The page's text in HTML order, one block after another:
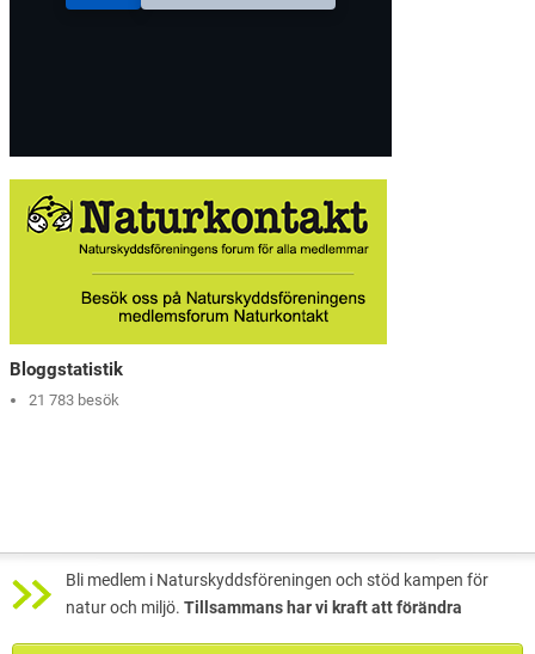
Bloggstatistik
21 783 besök
Bli medlem i Naturskyddsföreningen och stöd kampen för
natur och miljö. Tillsammans har vi kraft att förändra